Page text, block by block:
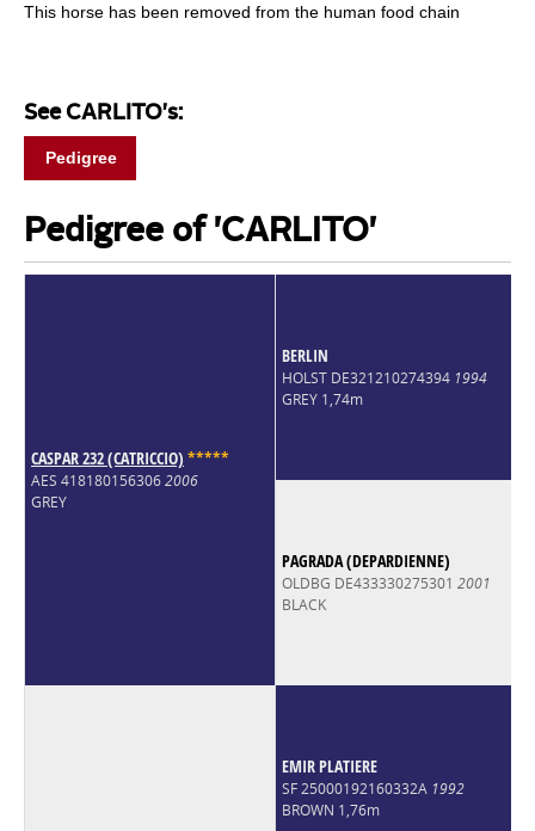
This horse has been removed from the human food chain
See CARLITO's:
Pedigree
Pedigree of 'CARLITO'
CASPAR 232 (CATRICCIO) *****
AES 4181801563062006
GREY
BERLIN
HOLST DE321210274394 1994
GREY 1,74m
PAGRADA (DEPARDIENNE)
OLDBG DE433330275301 2001
BLACK
EMIR PLATIERE
SF 25000192160332A 1992
BROWN 1,76m